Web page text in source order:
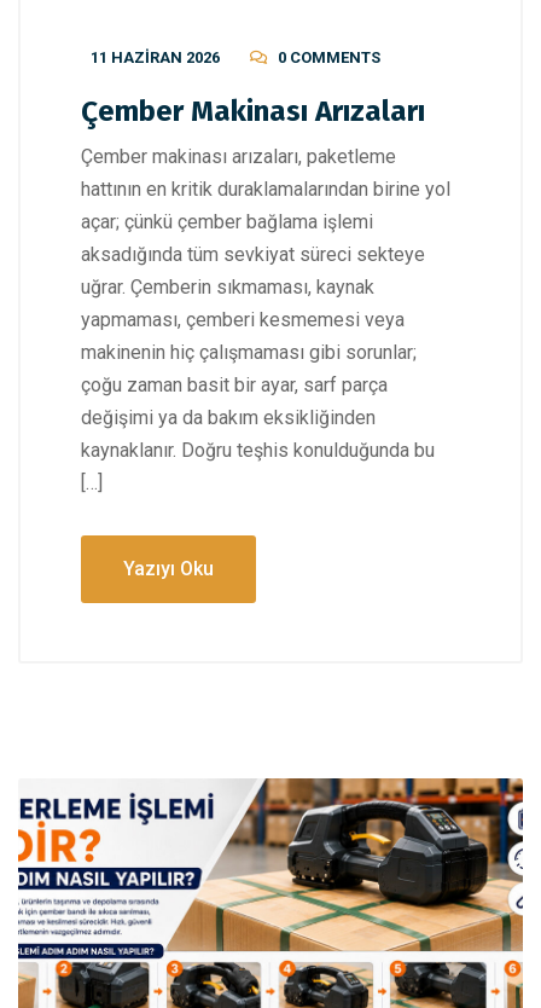
11 HAZIRAN 2026 0 COMMENTS
Çember Makinası Arızaları
Çember makinası arızaları, paketleme
hattının en kritik duraklamalarından birine yol
açar; çünkü çember bağlama işlemi
aksadığında tüm sevkiyat süreci sekteye
uğrar. Çemberin sıkmaması, kaynak
yapmaması, çemberi kesmemesi veya
makinenin hiç çalışmaması gibi sorunlar;
çoğu zaman basit bir ayar, sarf parça
değişimi ya da bakım eksikliğinden
kaynaklanır. Doğru teşhis konulduğunda bu
[…]
Yazıyı Oku